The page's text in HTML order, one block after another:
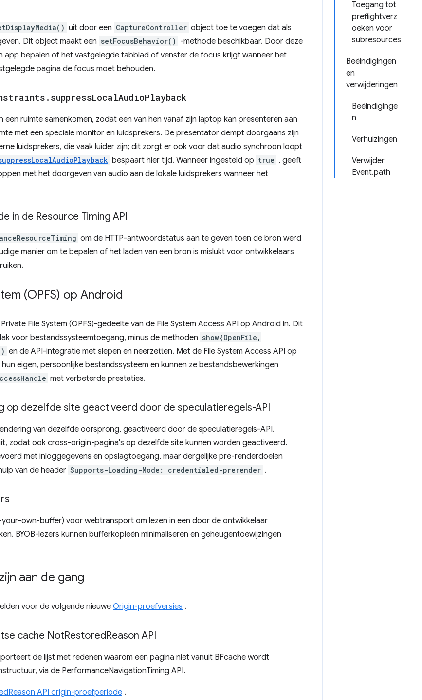
Toegang tot
preflightverz
oeken voor
subresources
Beëindigingen
en
verwijderingen
Beëindiginge
n
Verhuizingen
Verwijder
Event.path
uit door een CaptureController object toe te voegen dat als
Dit object maakt een setFocusBehavior() -methode beschikbaar. Door deze
app bepalen of het vastgelegde tabblad of venster de focus krijgt wanneer het
pagina de focus moet behouden.
. suppressLocalAudioPlayback
een ruimte samenkomen, zodat een van hen vanaf zijn laptop kan presenteren aan
met een speciale monitor en luidsprekers. De presentator dempt doorgaans zijn
luidsprekers, die vaak luider zijn; dit zorgt er ook voor dat audio synchroon loopt
bespaart hier tijd. Wanneer ingesteld op true , geeft
met het doorgeven van audio aan de lokale luidsprekers wanneer het
in de Resource Timing API
om de HTTP-antwoordstatus aan te geven toen de bron werd
manier om te bepalen of het laden van een bron is mislukt voor ontwikkelaars
(OPFS) op Android
File System (OPFS)-gedeelte van de File System Access API op Android in. Dit
voor bestandssysteemtoegang, minus de methoden show{OpenFile,
en de API-integratie met slepen en neerzetten. Met de File System Access API op
eigen, persoonlijke bestandssysteem en kunnen ze bestandsbewerkingen
met verbeterde prestaties.
op dezelfde site geactiveerd door de speculatieregels-API
van dezelfde oorsprong, geactiveerd door de speculatieregels-API.
zodat ook cross-origin-pagina's op dezelfde site kunnen worden geactiveerd.
met inloggegevens en opslagtoegang, maar dergelijke pre-renderdoelen
van de header Supports-Loading-Mode: credentialed-prerender .
own-buffer) voor webtransport om lezen in een door de ontwikkelaar
BYOB-lezers kunnen bufferkopieën minimaliseren en geheugentoewijzingen
aan de gang
voor de volgende nieuweOrigin-proefversies .
cache NotRestoredReason API
de lijst met redenen waarom een ​​pagina niet vanuit BFcache wordt
via de PerformanceNavigationTiming API.
API origin-proefperiode .